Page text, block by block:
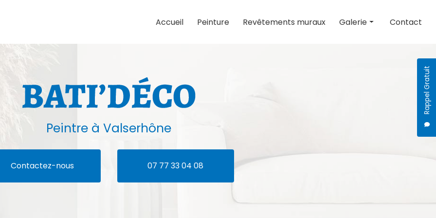
Rappel Gratuit
Accueil
Peinture Revêtements muraux Galerie Contact
Peintre à Valserhône
Contactez-nous 07 77 33 04 08